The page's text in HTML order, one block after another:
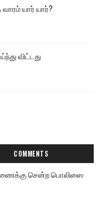
யார் யார்?
விட்டது
COMMENTS
சென்ற பொலிஸை